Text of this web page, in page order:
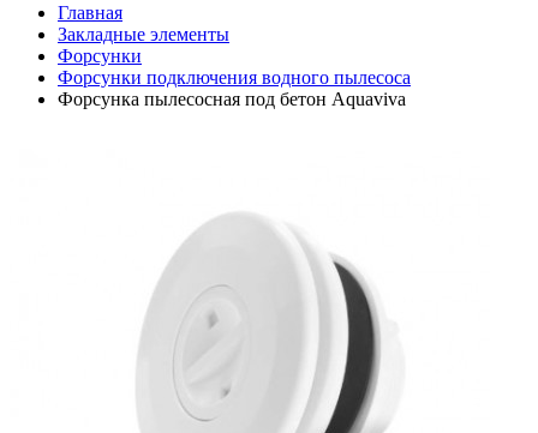
Главная
Закладные элементы
Форсунки
Форсунки подключения водного пылесоса
Форсунка пылесосная под бетон Aquaviva